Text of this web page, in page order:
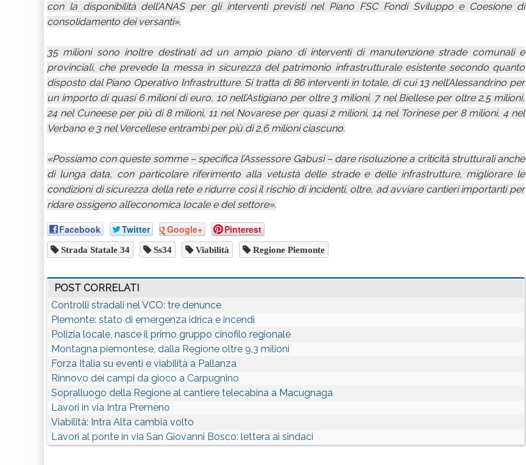
con la disponibilità dell’ANAS per gli interventi previsti nel Piano FSC Fondi Sviluppo e Coesione di
consolidamento dei versanti».
35 milioni sono inoltre destinati ad un ampio piano di interventi di manutenzione strade comunali e
provinciali, che prevede la messa in sicurezza del patrimonio infrastrutturale esistente secondo quanto
disposto dal Piano Operativo Infrastrutture. Si tratta di 86 interventi in totale, di cui 13 nell’Alessandrino per
un importo di quasi 6 milioni di euro, 10 nell’Astigiano per oltre 3 milioni, 7 nel Biellese per oltre 2,5 milioni,
24 nel Cuneese per più di 8 milioni, 11 nel Novarese per quasi 2 milioni, 14 nel Torinese per 8 milioni, 4 nel
Verbano e 3 nel Vercellese entrambi per più di 2,6 milioni ciascuno.
«Possiamo con queste somme – specifica l’Assessore Gabusi – dare risoluzione a criticità strutturali anche
di lunga data, con particolare riferimento alla vetustà delle strade e delle infrastrutture, migliorare le
condizioni di sicurezza della rete e ridurre così il rischio di incidenti, oltre, ad avviare cantieri importanti per
ridare ossigeno all’economica locale e del settore».
Facebook Twitter Google+ Pinterest
Strada Statale 34 Ss34 Viabilità Regione Piemonte
POST CORRELATI
Controlli stradali nel VCO: tre denunce
Piemonte: stato di emergenza idrica e incendi
Polizia locale, nasce il primo gruppo cinofilo regionale
Montagna piemontese, dalla Regione oltre 9,3 milioni
Forza Italia su eventi e viabilità a Pallanza
Rinnovo dei campi da gioco a Carpugnino
Sopralluogo della Regione al cantiere telecabina a Macugnaga
Lavori in via Intra Premeno
Viabilità: Intra Alta cambia volto
Lavori al ponte in via San Giovanni Bosco: lettera ai sindaci